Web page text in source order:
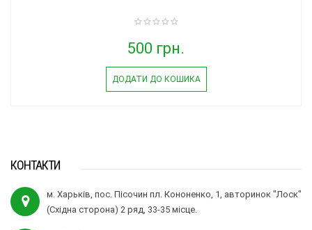
500 грн.
ДОДАТИ ДО КОШИКА
КОНТАКТИ
м. Харьків, пос. Пісочин пл. Кононенко, 1, авторинок "Лоск"
(Східна сторона) 2 ряд, 33-35 місце.